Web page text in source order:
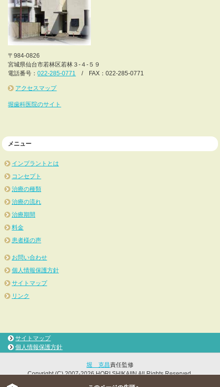
〒984-0826
宮城県仙台市若林区若林３-４-５９
電話番号：022-285-0771 / FAX：022-285-0771
アクセスマップ
堀歯科医院のサイト
メニュー
インプラントとは
コンセプト
治療の種類
治療の流れ
治療期間
料金
患者様の声
お問い合わせ
個人情報保護方針
サイトマップ
リンク
サイトマップ
個人情報保護方針
堀 克昌責任監修
Copyright (C) 2007-2026 HORI SHIKAIIN All Rights Reserved.